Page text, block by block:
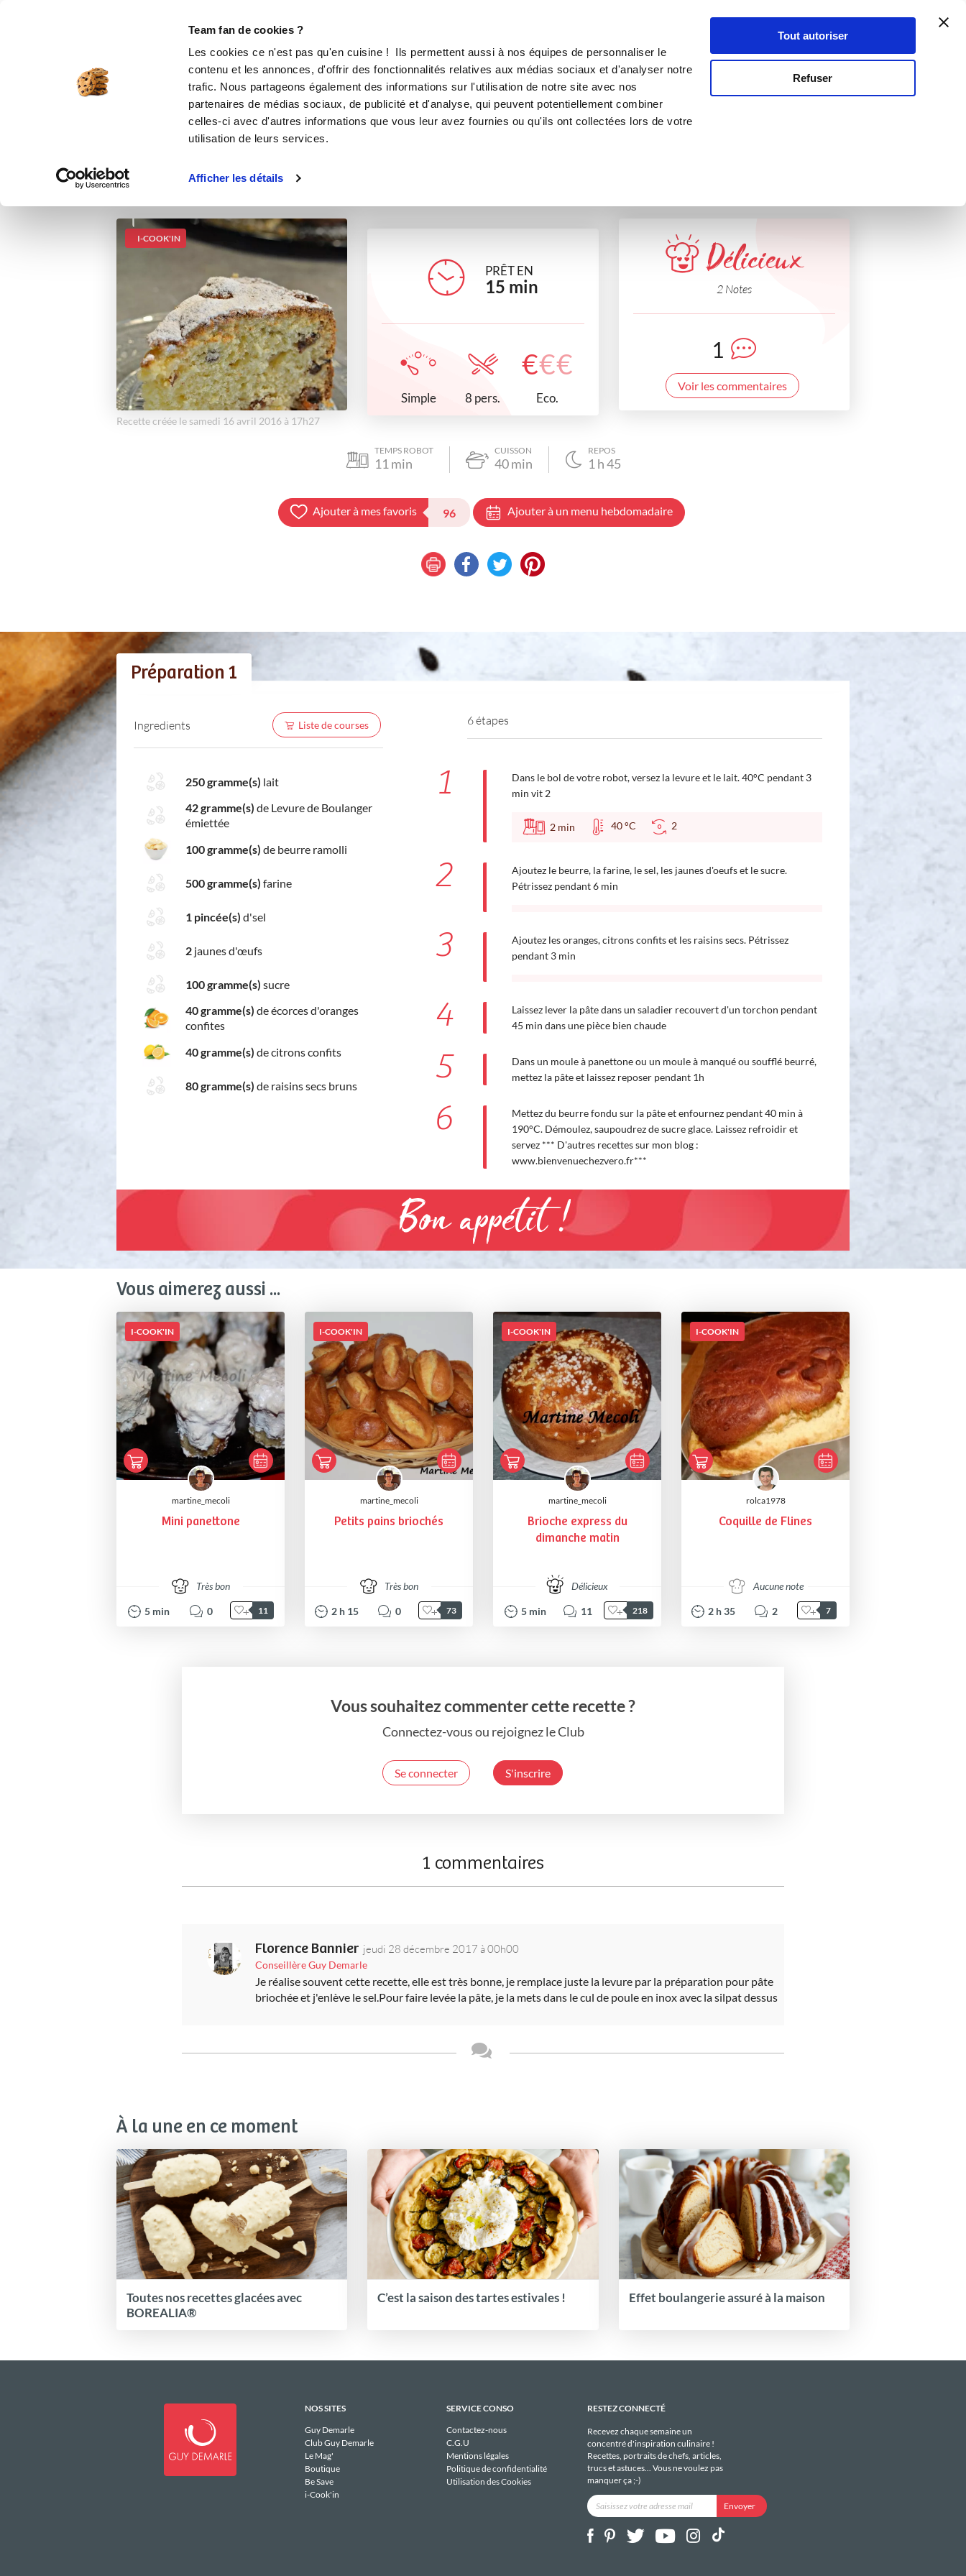
Team fan de cookies ?
Les cookies ce n'est pas qu'en cuisine ! Ils permettent aussi à nos équipes de personnaliser le
contenu et les annonces, d'offrir des fonctionnalités relatives aux médias sociaux et d'analyser notre
trafic. Nous partageons également des informations sur l'utilisation de notre site avec nos
partenaires de médias sociaux, de publicité et d'analyse, qui peuvent potentiellement combiner
celles-ci avec d'autres informations que vous leur avez fournies ou qu'ils ont collectées lors de votre
utilisation de leurs services.
Afficher les détails
Tout autoriser
Refuser
Se connecter
Panettone
boulangerie
I-COOK'IN
Recette créée le samedi 16 avril 2016 à 17h27
PRÊT EN
15 min
Simple 8 pers.
€€€
Eco.
Délicieux
2 Notes
1
Voir les commentaires
TEMPS ROBOT
11 min
CUISSON
40min
REPOS
1 h45
Ajouter à mes favoris 96 Ajouter à un menu hebdomadaire
Préparation 1
Ingredients Liste de courses
250 gramme(s) lait
42 gramme(s) de Levure de Boulanger
émiettée
100 gramme(s) de beurre ramolli
500 gramme(s) farine
1 pincée(s) d'sel
2 jaunes d'œufs
100 gramme(s) sucre
40 gramme(s) de écorces d'oranges
confites
40 gramme(s) de citrons confits
80 gramme(s) de raisins secs bruns
6 étapes
1
Dans le bol de votre robot, versez la levure et le lait. 40°C pendant 3
min vit 2
2 min 40 °C 2
2
Ajoutez le beurre, la farine, le sel, les jaunes d'oeufs et le sucre.
Pétrissez pendant 6 min
3
Ajoutez les oranges, citrons confits et les raisins secs. Pétrissez
pendant 3 min
4
Laissez lever la pâte dans un saladier recouvert d'un torchon pendant
45 min dans une pièce bien chaude
5
Dans un moule à panettone ou un moule à manqué ou soufflé beurré,
mettez la pâte et laissez reposer pendant 1h
6
Mettez du beurre fondu sur la pâte et enfournez pendant 40 min à
190°C. Démoulez, saupoudrez de sucre glace. Laissez refroidir et
servez *** D'autres recettes sur mon blog :
www.bienvenuechezvero.fr***
Bon appétit !
Vous aimerez aussi ...
I-COOK'IN
martine_mecoli
Mini panettone
Très bon
5 min 0 11
I-COOK'IN
martine_mecoli
Petits pains briochés
Très bon
2 h 15 0 73
I-COOK'IN
martine_mecoli
Brioche express du
dimanche matin
Délicieux
5 min 11 218
I-COOK'IN
rolca1978
Coquille de Flines
Aucune note
2 h35 2 7
Vous souhaitez commenter cette recette ?
Connectez-vous ou rejoignez le Club
Se connecter S'inscrire
1 commentaires
Florence Bannier jeudi 28 décembre 2017 à 00h00
Conseillère Guy Demarle
Je réalise souvent cette recette, elle est très bonne, je remplace juste la levure par la préparation pour pâte
briochée et j'enlève le sel.Pour faire levée la pâte, je la mets dans le cul de poule en inox avec la silpat dessus
À la une en ce moment
Toutes nos recettes glacées avec
BOREALIA®
C’est la saison des tartes estivales ! Effet boulangerie assuré à la maison
NOS SITES
Guy Demarle
Club Guy Demarle
Le Mag'
Boutique
Be Save
i-Cook'in
SERVICE CONSO
Contactez-nous
C.G.U
Mentions légales
Politique de confidentialité
Utilisation des Cookies
RESTEZ CONNECTÉ
Recevez chaque semaine un
concentré d'inspiration culinaire !
Recettes, portraits de chefs, articles,
trucs et astuces... Vous ne voulez pas
manquer ça ;-)